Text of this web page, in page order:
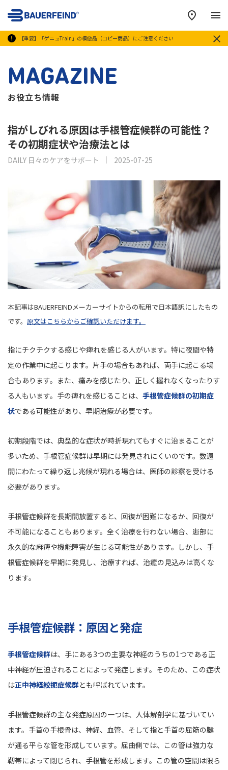
【重要】「ゲニュTrain」の模倣品（コピー商品）にご注意ください
メ
MAGAZINE
お役立ち情報
指がしびれる原因は手根管症候群の可能性？
その初期症状や治療法とは
DAILY 日々のケアをサポート 2025-07-25
本記事はBAUERFEINDメーカーサイトからの転用で日本語訳にしたもの
です。 原文はこちらからご確認いただけます。
指にチクチクする感じや痺れを感じる人がいます。特に夜間や特
定の作業中に起こります。片手の場合もあれば、両手に起こる場
合もあります。また、痛みを感じたり、正しく握れなくなったりす
る人もいます。手の痺れを感じることは、 手根管症候群の初期症
状である可能性があり、早期治療が必要です。
初期段階では、典型的な症状が時折現れてもすぐに治まることが
多いため、手根管症候群は早期には発見されにくいのです。数週
間にわたって繰り返し兆候が現れる場合は、医師の診察を受ける
必要があります。
手根管症候群を長期間放置すると、回復が困難になるか、回復が
不可能になることもあります。全く治療を行わない場合、患部に
永久的な麻痺や機能障害が生じる可能性があります。しかし、手
根管症候群を早期に発見し、治療すれば、治癒の見込みは高くな
ります。
手根管症候群：原因と発症
手根管症候群は、手にある3つの主要な神経のうちの1つである正
中神経が圧迫されることによって発症します。そのため、この症状
は正中神経絞扼症候群とも呼ばれています。
手根管症候群の主な発症原因の一つは、人体解剖学に基づいてい
ます。手首の手根骨は、神経、血管、そして指と手首の屈筋の腱
が通る平らな管を形成しています。屈曲側では、この管は強力な
靭帯によって閉じられ、手根管を形成します。この管の空間は限ら